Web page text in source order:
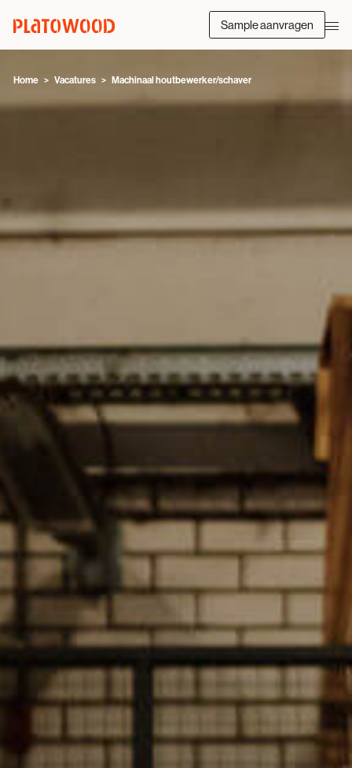
Sample aanvragen
Home Vacatures Machinaal houtbewerker/schaver